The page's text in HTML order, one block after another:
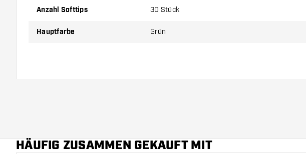
Anzahl Softtips 30 Stück
Hauptfarbe Grün
HÄUFIG ZUSAMMEN GEKAUFT MIT